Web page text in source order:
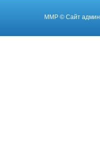
ММР © Cайт